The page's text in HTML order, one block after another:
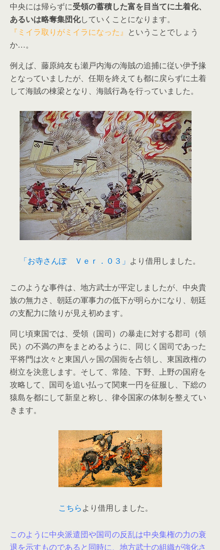
中央には帰らずに受領の蓄積した富を目当てに土着化、
あるいは略奪集団化していくことになります。
『ミイラ取りがミイラになった』 ということでしょう
か…。
例えば、藤原純友も瀬戸内海の海賊の追捕に従い伊予掾
となっていましたが、任期を終えても都に戻らずに土着
して海賊の棟梁となり、海賊行為を行っていました。
「お寺さんぽ Ｖｅｒ．０３」 より借用しました。
このような事件は、地方武士が平定しましたが、中央貴
族の無力さ、朝廷の軍事力の低下が明らかになり、朝廷
の支配力に陰りが見え初めます。
同じ頃東国では、受領（国司）の暴走に対する郡司（領
民）の不満の声をまとめるように、同じく国司であった
平将門は次々と東国八ヶ国の国衙を占領し、東国政権の
樹立を決意します。そして、常陸、下野、上野の国府を
攻略して、国司を追い払って関東一円を征服し、下総の
猿島を都にして新皇と称し、律令国家の体制を整えてい
きます。
こちらより借用しました。
このように中央派遣団や国司の反乱は中央集権の力の衰
退を示すものであると同時に、地方武士の組織が強化さ